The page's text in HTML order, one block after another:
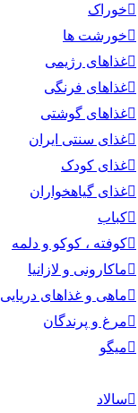
خوراک
خورشت ها
غذاهای رژیمی
غذاهای فرنگی
غذاهای گوشتی
غذای سنتی ایران
غذای کودک
غذای گیاهخواران
کباب
کوفته ، کوکو و دلمه
ماکارونی و لازانیا
ماهی و غذاهای دریایی
مرغ و پرندگان
میگو
سالاد